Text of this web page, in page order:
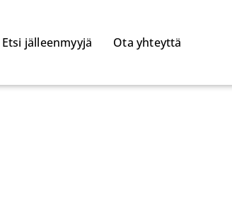
Etsi jälleenmyyjä Ota yhteyttä